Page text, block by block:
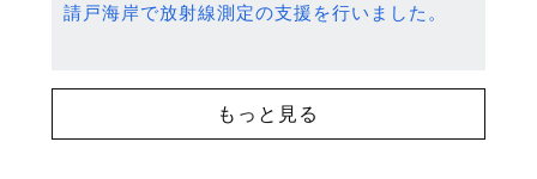
請戸海岸で放射線測定の支援を行いました。
もっと見る